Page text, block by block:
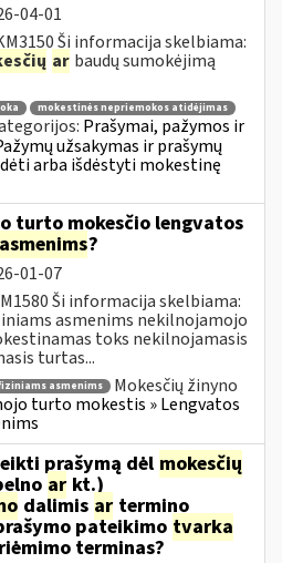
04-01
Ši informacija skelbiama:
ar baudų sumokėjimą
mokestinės nepriemokos atidėjimas
Prašymai, pažymos ir
užsakymas ir prašymų
arba išdėstyti mokestinę
turto mokesčio lengvatos
asmenims?
01-07
Ši informacija skelbiama:
asmenims nekilnojamojo
toks nekilnojamasis
turtas...
asmenims
Mokesčių žinyno
turto mokestis » Lengvatos
prašymą dėl mokesčių
ar kt.)
dalimis ar termino
pateikimo tvarka
terminas?